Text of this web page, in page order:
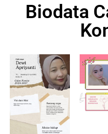
Biodata